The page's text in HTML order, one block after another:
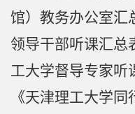
馆）教务办公室汇
领导干部听课汇总
工大学督导专家听
《天津理工大学同